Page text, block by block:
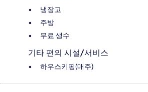
냉장고
주방
무료 생수
기타 편의 시설/서비스
하우스키핑(매주)